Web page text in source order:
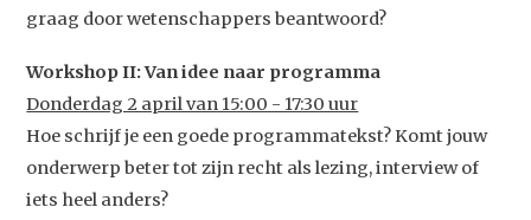
Home
Agenda
graag door wetenschappers beantwoord?
Workshop II: Van idee naar programma
Donderdag 2 april van 15:00 - 17:30 uur
Hoe schrijf je een goede programmatekst? Komt jouw
onderwerp beter tot zijn recht als lezing, interview of
iets heel anders?